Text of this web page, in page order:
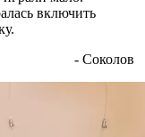
включить
- Соколов